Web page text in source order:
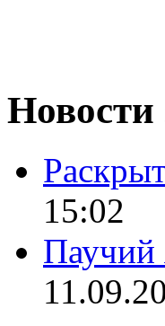
Новости
15:02
Паучий